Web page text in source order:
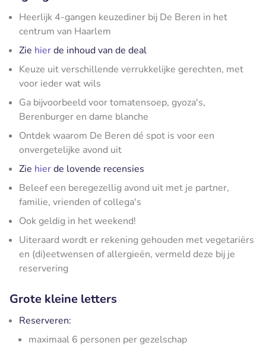
Heerlijk 4-gangen keuzediner bij De Beren in het
centrum van Haarlem
Zie hierde inhoud van de deal
Keuze uit verschillende verrukkelijke gerechten, met
voor ieder wat wils
Ga bijvoorbeeld voor tomatensoep, gyoza's,
Berenburger en dame blanche
Ontdek waarom De Beren dé spot is voor een
onvergetelijke avond uit
Zie hierde lovende recensies
Beleef een beregezellig avond uit met je partner,
familie, vrienden of collega's
Ook geldig in het weekend!
Uiteraard wordt er rekening gehouden met vegetariërs
en (di)eetwensen of allergieën, vermeld deze bij je
reservering
Grote kleine letters
Reserveren:
maximaal 6 personen per gezelschap